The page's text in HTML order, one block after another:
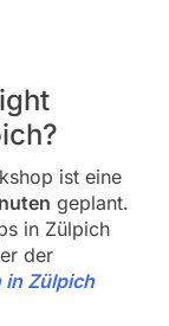
ist eine
geplant.
in Zülpich
der
in Zülpich